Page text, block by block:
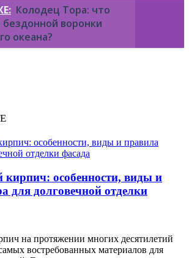
Колодец Тора: что
бездонной воронки
океана?
особенности, виды и
для долговечной отделки
на протяжении многих десятилетий
востребованных материалов для